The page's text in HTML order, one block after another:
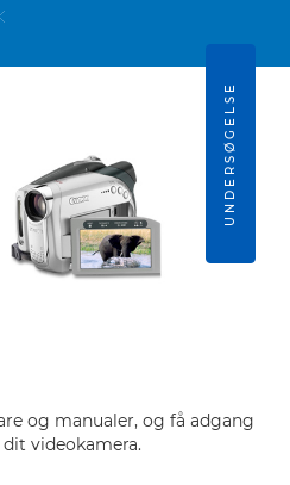
og manualer, og få adgang
videokamera.
UNDERSØGELSE